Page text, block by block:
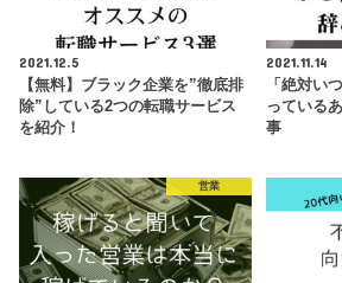
2021.12.5
【無料】ブラック企業を”徹底排
除”している2つの転職サービス
を紹介！
2021.11.14
「絶対い
っている
事
営業